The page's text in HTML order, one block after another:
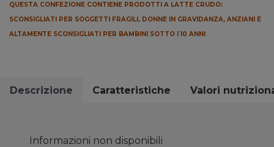
QUESTA CONFEZIONE CONTIENE PRODOTTI A LATTE CRUDO:
SCONSIGLIATI PER SOGGETTI FRAGILI, DONNE IN GRAVIDANZA, ANZIANI E
ALTAMENTE SCONSIGLIATI PER BAMBINI SOTTO I 10 ANNI
Descrizione Caratteristiche Valori
Informazioni non disponibili